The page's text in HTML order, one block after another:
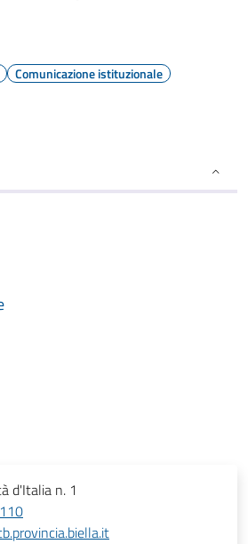
Comunicazione istituzionale
d'Italia n. 1